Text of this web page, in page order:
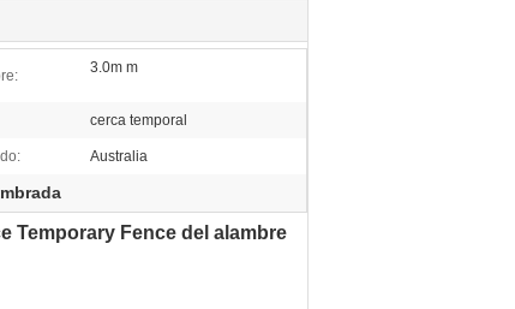
3.0m m
cerca temporal
Australia
Temporary Fence del alambre